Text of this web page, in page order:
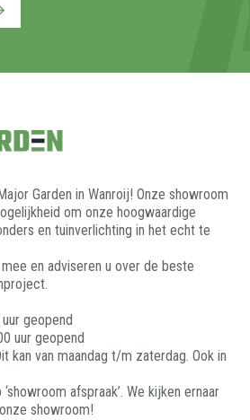
Garden in Wanroij! Onze showroom
om onze hoogwaardige
en tuinverlichting in het echt te
en adviseren u over de beste
geopend
uur geopend
kan van maandag t/m zaterdag. Ook in
afspraak’. We kijken ernaar
showroom!